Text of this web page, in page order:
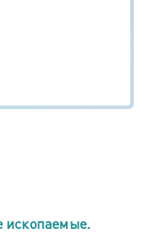
ископаемые.